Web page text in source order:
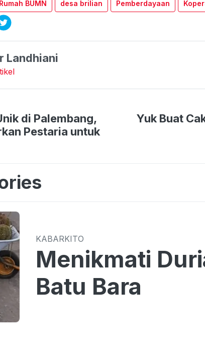
Rumah BUMN desa brilian Pemberdayaan
Landhiani
di Palembang,
Pestaria untuk
Yuk Buat
KABARKITO
Menikmati
Batu Bara